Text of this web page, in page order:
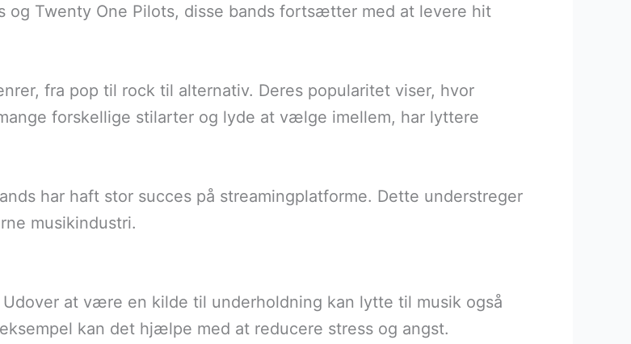
og Twenty One Pilots, disse bands fortsætter med at levere hit
fra pop til rock til alternativ. Deres popularitet viser, hvor
forskellige stilarter og lyde at vælge imellem, har lyttere
har haft stor succes på streamingplatforme. Dette understreger
musikindustri.
at være en kilde til underholdning kan lytte til musik også
kan det hjælpe med at reducere stress og angst.